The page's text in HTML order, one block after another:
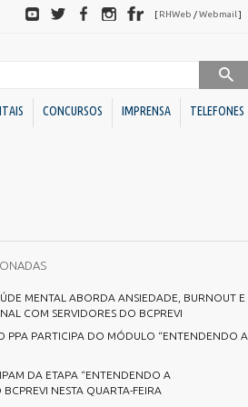
Redes
sociais
[RHWeb /Webmail]
Administrativos
Direito
Unidades
Descentralizadas
Dúvidas Alvará
Programa de Cotação Pública
Requerimento Habite-se Sanitário
CONCURSOS IMPRENSA TELEFONES
MENTAL ABORDA ANSIEDADE, BURNOUT E
COM SERVIDORES DO BCPREVI
PPA PARTICIPA DO MÓDULO “ENTENDENDO A
DA ETAPA “ENTENDENDO A
NESTA QUARTA-FEIRA